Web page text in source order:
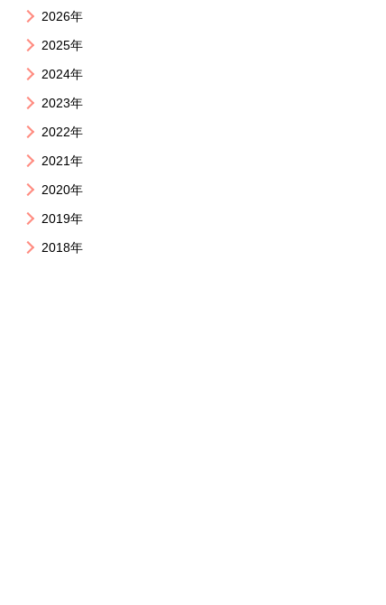
2026年
2025年
2024年
2023年
2022年
2021年
2020年
2019年
2018年